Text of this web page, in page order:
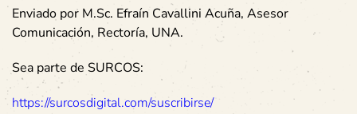
Enviado por M.Sc. Efraín Cavallini Acuña, Asesor
Comunicación, Rectoría, UNA.
Sea parte de SURCOS:
https://surcosdigital.com/suscribirse/